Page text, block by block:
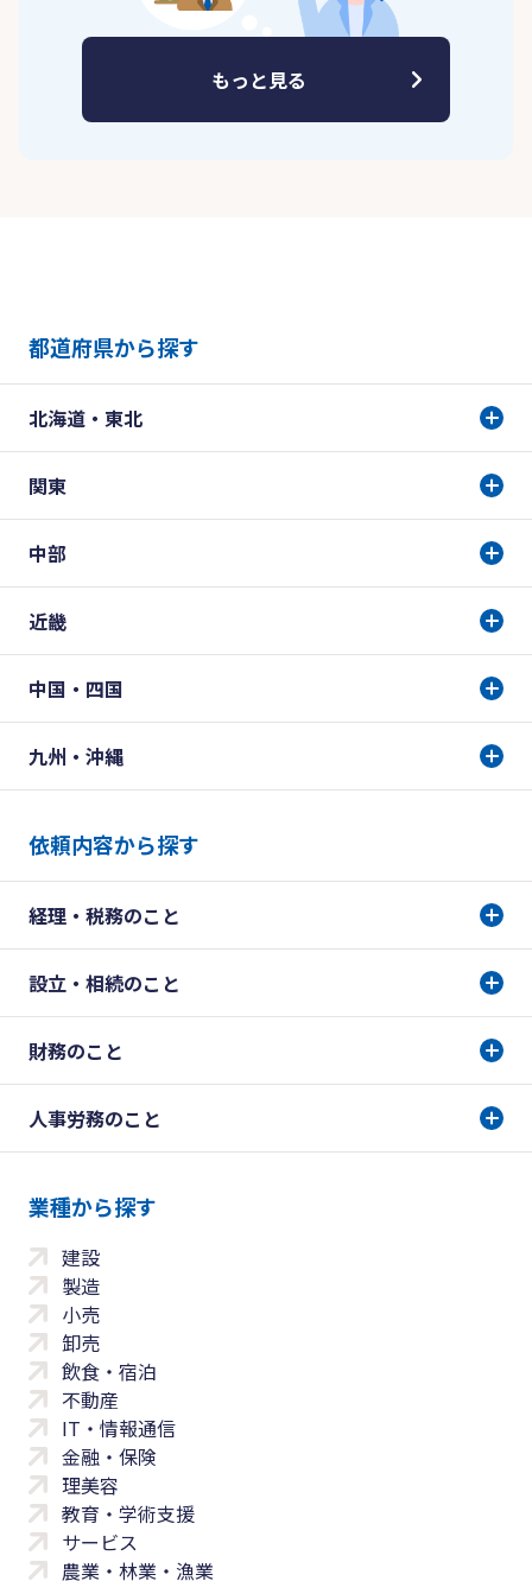
もっと見る
都道府県から探す
北海道・東北
関東
中部
近畿
中国・四国
九州・沖縄
依頼内容から探す
経理・税務のこと
設立・相続のこと
財務のこと
人事労務のこと
業種から探す
建設
製造
小売
卸売
飲食・宿泊
不動産
IT・情報通信
金融・保険
理美容
教育・学術支援
サービス
農業・林業・漁業